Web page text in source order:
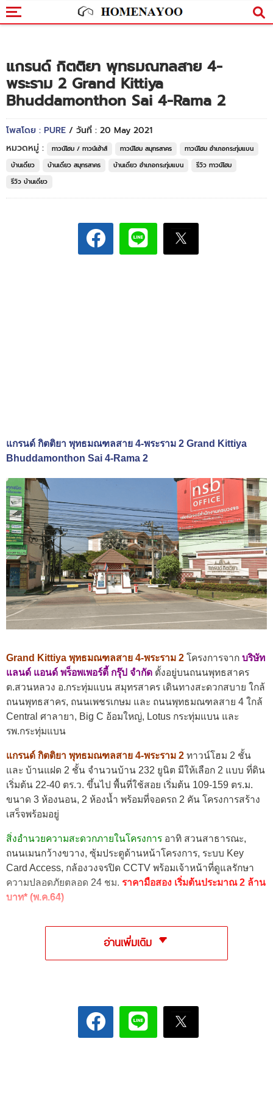
แกรนด์ กิตติยา พุทธมณฑลสาย 4-
พระราม 2 Grand Kittiya
Bhuddamonthon Sai 4-Rama 2
โพสโดย : PURE / วันที่ : 20 May 2021
หมวดหมู่ :
ทาวน์โฮม / ทาวน์เฮ้าส์ ทาวน์โฮม สมุทรสาคร
ทาวน์โฮม อำเภอกระทุ่มแบน
บ้านเดี่ยว
บ้านเดี่ยว สมุทรสาคร บ้านเดี่ยว อำเภอกระทุ่มแบน
รีวิว ทาวน์โฮม
รีวิว บ้านเดี่ยว
แกรนด์ กิตติยา พุทธมณฑลสาย 4-พระราม 2 Grand Kittiya
Bhuddamonthon Sai 4-Rama 2
Grand Kittiya พุทธมณฑลสาย 4-พระราม 2 โครงการจาก บริษัท
แลนด์ แอนด์ พร็อพเพอร์ตี้ กรุ๊ป จำกัด ตั้งอยู่บนถนนพุทธสาคร
ต.สวนหลวง อ.กระทุ่มแบน สมุทรสาคร เดินทางสะดวกสบาย ใกล้
ถนนพุทธสาคร, ถนนเพชรเกษม และ ถนนพุทธมณฑลสาย 4 ใกล้
Central ศาลายา, Big C อ้อมใหญ่, Lotus กระทุ่มแบน และ
รพ.กระทุ่มแบน
แกรนด์ กิตติยา พุทธมณฑลสาย 4-พระราม 2 ทาวน์โฮม 2 ชั้น
และ บ้านแฝด 2 ชั้น จำนวนบ้าน 232 ยูนิต มีให้เลือก 2 แบบ ที่ดิน
เริ่มต้น 22-40 ตร.ว. ขึ้นไป พื้นที่ใช้สอย เริ่มต้น 109-159 ตร.ม.
ขนาด 3 ห้องนอน, 2 ห้องน้ำ พร้อมที่จอดรถ 2 คัน โครงการสร้าง
เสร็จพร้อมอยู่
สิ่งอำนวยความสะดวกภายในโครงการ อาทิ สวนสาธารณะ,
ถนนเมนกว้างขวาง, ซุ้มประตูด้านหน้าโครงการ, ระบบ Key
Card Access, กล้องวงจรปิด CCTV พร้อมเจ้าหน้าที่ดูแลรักษา
ความปลอดภัยตลอด 24 ชม. ราคามือสอง เริ่มต้นประมาณ 2 ล้าน
บาท* (พ.ค.64)
อ่านเพิ่มเติม